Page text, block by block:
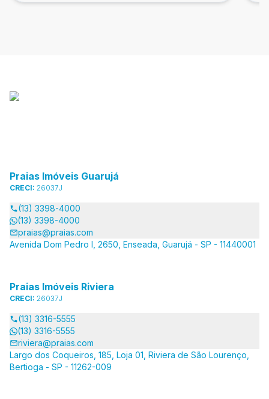
Praias Imóveis Guarujá
CRECI: 26037J
(13) 3398-4000
(13) 3398-4000
praias@praias.com
Avenida Dom Pedro I, 2650, Enseada, Guarujá - SP - 11440001
Praias Imóveis Riviera
CRECI: 26037J
(13) 3316-5555
(13) 3316-5555
riviera@praias.com
Largo dos Coqueiros, 185, Loja 01, Riviera de São Lourenço,
Bertioga - SP - 11262-009